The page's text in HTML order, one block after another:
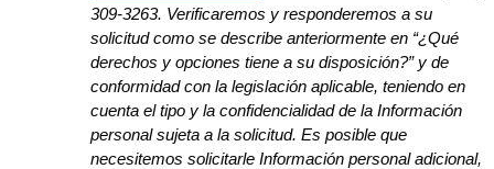
309-3263. Verificaremos y responderemos a su
solicitud como se describe anteriormente en “¿Qué
derechos y opciones tiene a su disposición?” y de
conformidad con la legislación aplicable, teniendo en
cuenta el tipo y la confidencialidad de la Información
personal sujeta a la solicitud. Es posible que
necesitemos solicitarle Información personal adicional,